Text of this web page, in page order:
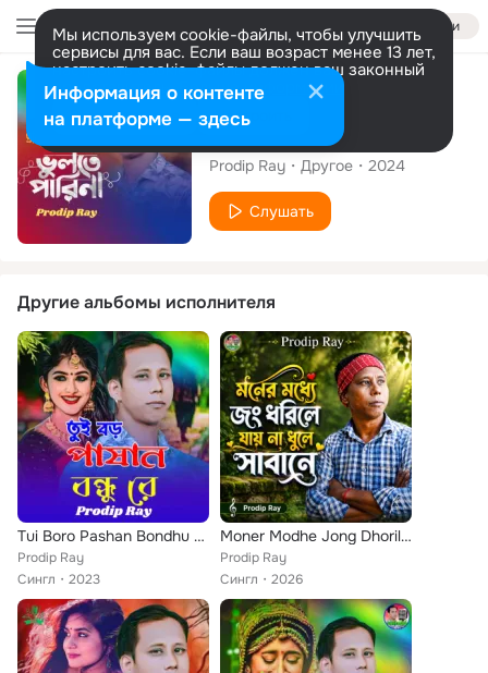
Войти
Мы используем cookie-файлы, чтобы улучшить
сервисы для вас. Если ваш возраст менее 13 лет,
настроить cookie-файлы должен ваш законный
представитель. Больше информации
Разрешить все Настроить
Сингл
Bhulte Parina
Prodip Ray Другое 2024
Слушать
Другие альбомы исполнителя
Tui Boro Pashan Bondhu Re
Prodip Ray
Сингл
2023
Moner Modhe Jong Dhorile Jay Na Dhule Sabane
Prodip Ray
Сингл
2026
Информация о контенте
на платформе — здесь